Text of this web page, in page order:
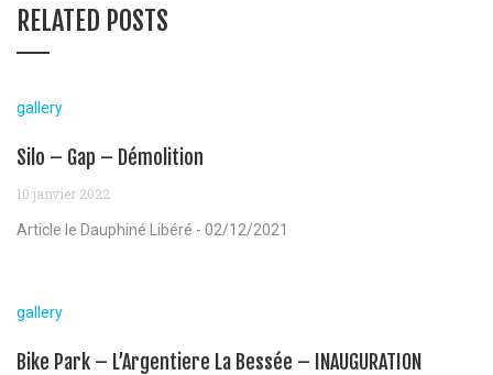
RELATED POSTS
gallery
Silo – Gap – Démolition
10 janvier 2022
Article le Dauphiné Libéré - 02/12/2021
gallery
Bike Park – L’Argentiere La Bessée – INAUGURATION